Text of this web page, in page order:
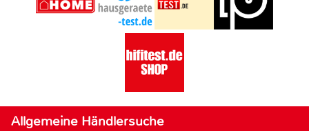
Allgemeine Händlersuche